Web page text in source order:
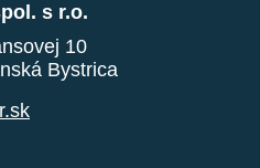
s r.o.
10
Bystrica